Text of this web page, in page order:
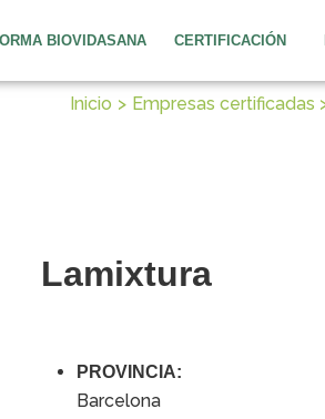
BIOVIDASANA CERTIFICACIÓN
Inicio Empresas certificadas
Lamixtura
PROVINCIA:
Barcelona